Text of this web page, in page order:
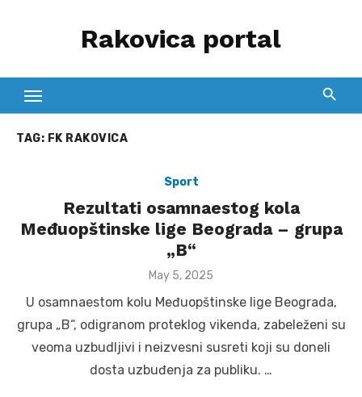
Rakovica portal
TAG: FK RAKOVICA
Sport
Rezultati osamnaestog kola
Međuopštinske lige Beograda – grupa
„B“
Posted
May 5, 2025
U osamnaestom kolu Međuopštinske lige Beograda,
grupa „B“, odigranom proteklog vikenda, zabeleženi su
veoma uzbudljivi i neizvesni susreti koji su doneli
dosta uzbuđenja za publiku. …